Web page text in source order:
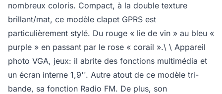
nombreux coloris. Compact, à la double texture
brillant/mat, ce modèle clapet GPRS est
particulièrement stylé. Du rouge « lie de vin » au bleu «
purple » en passant par le rose « corail ».\ \ Appareil
photo VGA, jeux: il abrite des fonctions multimédia et
un écran interne 1,9''. Autre atout de ce modèle tri-
bande, sa fonction Radio FM. De plus, son